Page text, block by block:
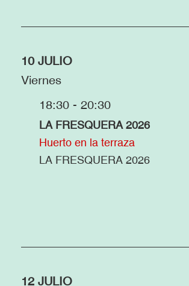
10 JULIO
Viernes
18:30 - 20:30
LA FRESQUERA 2026
Huerto en la terraza
LA FRESQUERA 2026
12 JULIO